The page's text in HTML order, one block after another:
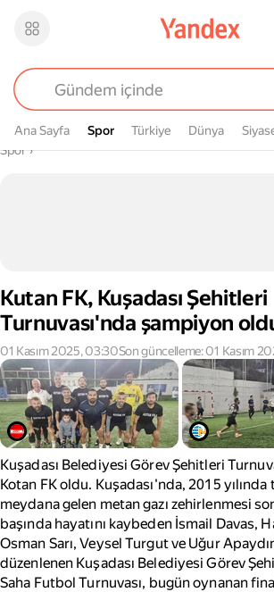
Ana Sayfa Spor
Spor Türkiye Dünya
Buradasın
Spor›
Kutan FK, Kuşadası Şehitleri
Turnuvası'nda şampiyon
01 Kasım 2025, 03:30Son güncelleme: 01 Kasım
Kuşadası Belediyesi Görev Şehitleri
Kotan FK oldu. Kuşadası'nda, 2015
meydana gelen metan gazı zehirlenmesi
başında hayatını kaybeden İsmail Davas,
Osman Sarı, Veysel Turgut ve Uğur
düzenlenen Kuşadası Belediyesi Görev
Saha Futbol Turnuvası, bugün oynanan